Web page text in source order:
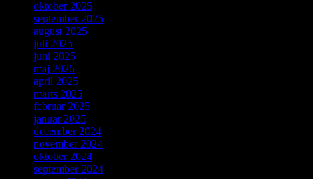
oktober 2025
september 2025
august 2025
juli 2025
juni 2025
maj 2025
april 2025
marts 2025
februar 2025
januar 2025
december 2024
november 2024
oktober 2024
september 2024